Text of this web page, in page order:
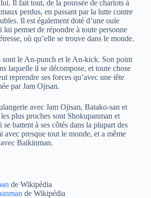
Il fait tout, de la poussée de chariots à
perdus, en passant par la lutte contre
Il est également doté d’une ouïe
lui permet de répondre à toute personne
où qu’elle se trouve dans le monde.
sont le An-punch et le An-kick. Son point
laquelle il se décompose, et toute chose
reprendre ses forces qu’avec une tête
par Jam Ojisan.
avec Jam Ojisan, Batako-san et
plus proches sont Shokupanman et
battent à ses côtés dans la plupart des
avec presque tout le monde, et a même
avec Baikinman.
de Wikipédia
de Wikipédia